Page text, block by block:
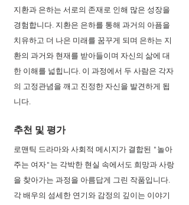
지환과 은하는 서로의 존재로 인해 많은 성장을
경험합니다. 지환은 은하를 통해 과거의 아픔을
치유하고 더 나은 미래를 꿈꾸게 되며 은하는 지
환의 과거와 현재를 받아들이며 자신의 삶에 대
한 이해를 넓힙니다. 이 과정에서 두 사람은 각자
의 고정관념을 깨고 진정한 자신을 발견하게 됩
니다.
추천 및 평가
로맨틱 드라마와 사회적 메시지가 결합된 "놀아
주는 여자"는 각박한 현실 속에서도 희망과 사랑
을 찾아가는 과정을 아름답게 그린 작품입니다.
각 배우의 섬세한 연기와 감정의 깊이는 이야기